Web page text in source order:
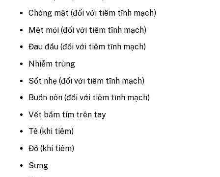
Chóng mặt (đối với tiêm tĩnh mạch)
Mệt mỏi (đối với tiêm tĩnh mạch)
Đau đầu (đối với tiêm tĩnh mạch)
Nhiễm trùng
Sốt nhẹ (đối với tiêm tĩnh mạch)
Buồn nôn (đối với tiêm tĩnh mạch)
Vết bầm tím trên tay
Tê (khi tiêm)
Đỏ (khi tiêm)
Sưng